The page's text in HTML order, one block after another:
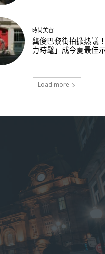
時尚美容
龔俊巴黎街拍掀熱議
力時髦」成今夏最佳
Load more